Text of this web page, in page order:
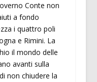
Conte non
a fondo
i quattro poli
e Rimini. La
il mondo delle
avanti sulla
non chiudere la